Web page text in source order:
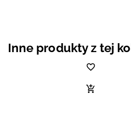
Inne produkty z tej